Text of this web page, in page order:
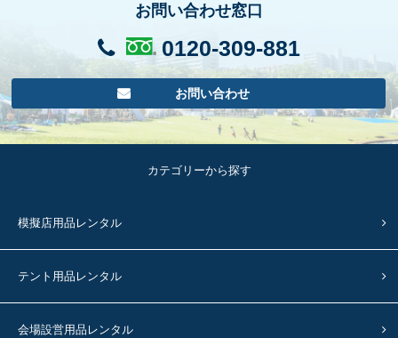
お問い合わせ窓口
0120-309-881
お問い合わせ
カテゴリーから探す
模擬店用品レンタル
テント用品レンタル
会場設営用品レンタル